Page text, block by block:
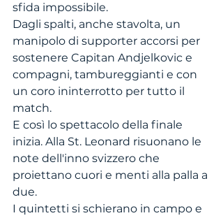
sfida impossibile.
Dagli spalti, anche stavolta, un
manipolo di supporter accorsi per
sostenere Capitan Andjelkovic e
compagni, tambureggianti e con
un coro ininterrotto per tutto il
match.
E così lo spettacolo della finale
inizia. Alla St. Leonard risuonano le
note dell'inno svizzero che
proiettano cuori e menti alla palla a
due.
I quintetti si schierano in campo e